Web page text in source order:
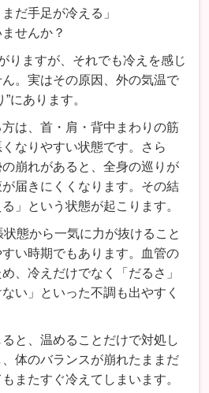
だ手足が冷える」
せんか？
りますが、それでも冷えを感じ
。実はその原因、外の気温で
にあります。
は、首・肩・背中まわりの筋
なりやすい状態です。さら
崩れがあると、全身の巡りが
届きにくくなります。その結
」という状態が起こります。
態から一気に力が抜けること
い時期でもあります。血管の
、冷えだけでなく「だるさ」
い」といった不調も出やすく
と、温めることだけで対処し
体のバランスが崩れたままだ
またすぐ冷えてしまいます。